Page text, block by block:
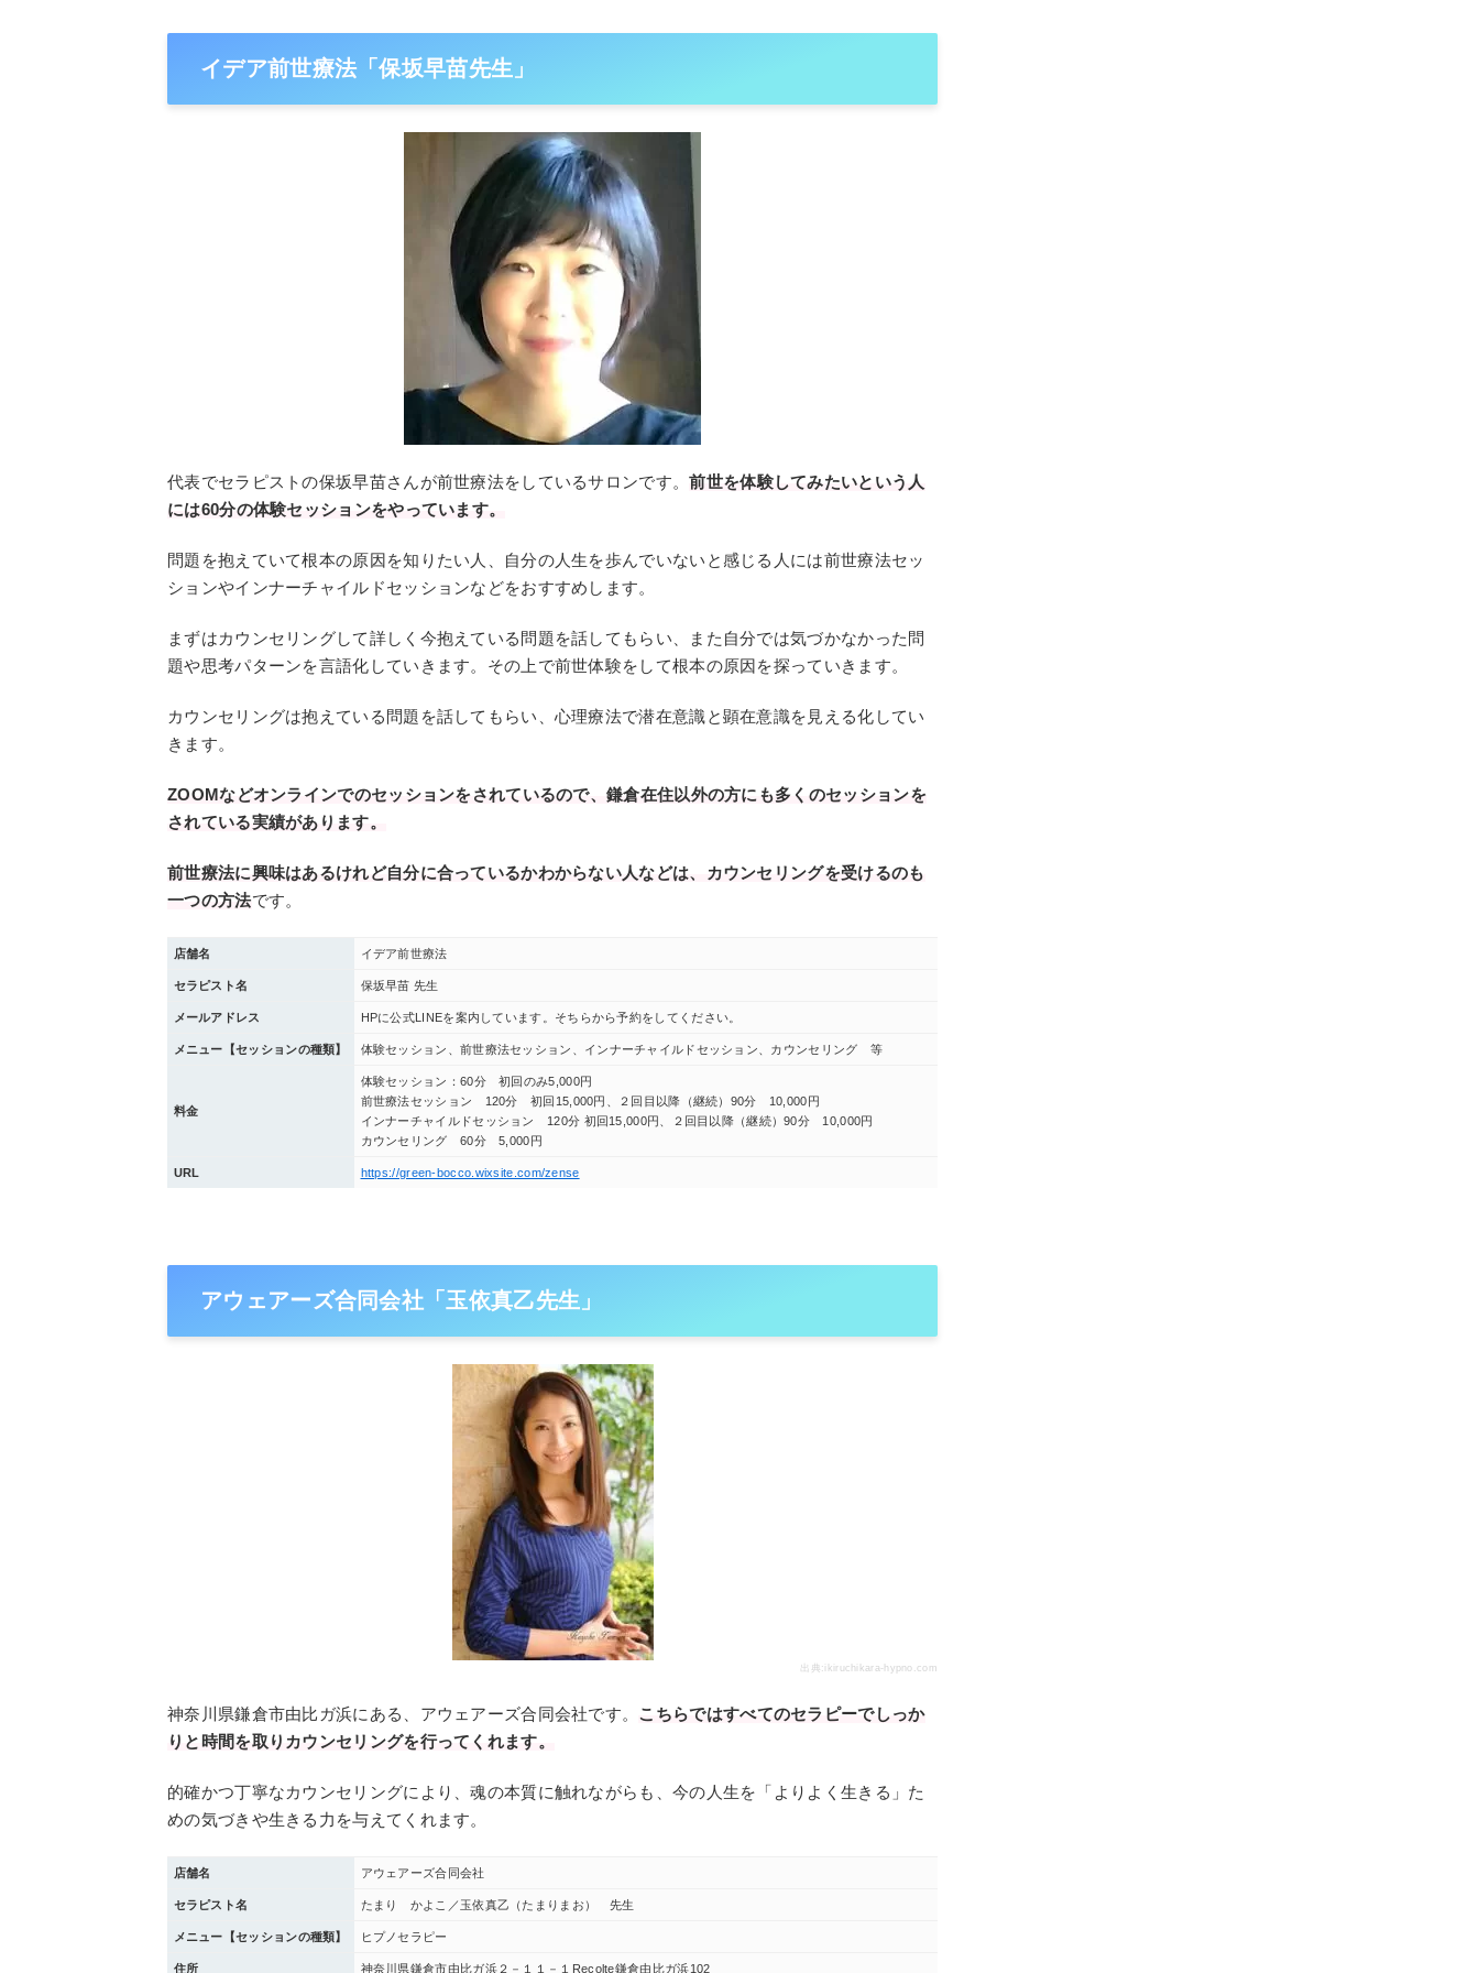
イデア前世療法「保坂早苗先生」
代表でセラピストの保坂早苗さんが前世療法をしているサロンです。前世を体験してみたいという人
には60分の体験セッションをやっています。
問題を抱えていて根本の原因を知りたい人、自分の人生を歩んでいないと感じる人には前世療法セッ
ションやインナーチャイルドセッションなどをおすすめします。
まずはカウンセリングして詳しく今抱えている問題を話してもらい、また自分では気づかなかった問
題や思考パターンを言語化していきます。その上で前世体験をして根本の原因を探っていきます。
カウンセリングは抱えている問題を話してもらい、心理療法で潜在意識と顕在意識を見える化してい
きます。
ZOOMなどオンラインでのセッションをされているので、鎌倉在住以外の方にも多くのセッションを
されている実績があります。
前世療法に興味はあるけれど自分に合っているかわからない人などは、カウンセリングを受けるのも
一つの方法です。
店舗名 イデア前世療法
セラピスト名 保坂早苗 先生
メールアドレス HPに公式LINEを案内しています。そちらから予約をしてください。
メニュー【セッションの種類】 体験セッション、前世療法セッション、インナーチャイルドセッション、カウンセリング 等
料金
体験セッション：60分 初回のみ5,000円
前世療法セッション 120分 初回15,000円、２回目以降（継続）90分 10,000円
インナーチャイルドセッション 120分 初回15,000円、２回目以降（継続）90分 10,000円
カウンセリング 60分 5,000円
URL https://green-bocco.wixsite.com/zense
アウェアーズ合同会社「玉依真乙先生」
出典: ikiruchikara-hypno.com
神奈川県鎌倉市由比ガ浜にある、アウェアーズ合同会社です。 こちらではすべてのセラピーでしっか
りと時間を取りカウンセリングを行ってくれます。
的確かつ丁寧なカウンセリングにより、魂の本質に触れながらも、今の人生を「よりよく生きる」た
めの気づきや生きる力を与えてくれます。
店舗名 アウェアーズ合同会社
セラピスト名 たまり かよこ／玉依真乙（たまりまお） 先生
メニュー【セッションの種類】 ヒプノセラピー
住所 神奈川県鎌倉市由比ガ浜２－１１－１Recolte鎌倉由比ガ浜102